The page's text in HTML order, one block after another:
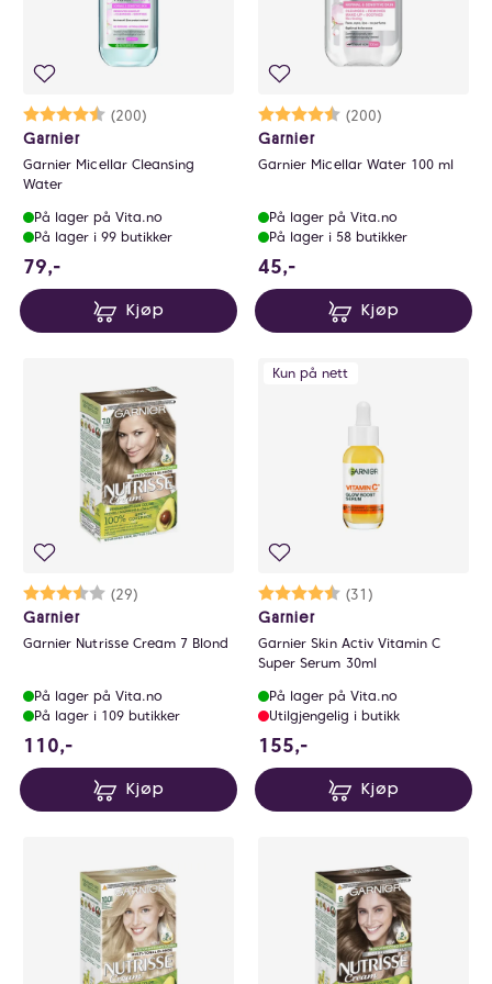
Karakter:
(200)
4.6 av 5 mulige
Garnier
Garnier Micellar Cleansing
Water
På lager på Vita.no
På lager i 99 butikker
79,-
Kjøp
Karakter:
(200)
4.6 av 5 mulige
Garnier
Garnier Micellar Water 100 ml
På lager på Vita.no
På lager i 58 butikker
45,-
Kjøp
Karakter:
(29)
3.7 av 5 mulige
Garnier
Garnier Nutrisse Cream 7 Blond
På lager på Vita.no
På lager i 109 butikker
110,-
Kjøp
Kun på nett
Karakter:
(31)
4.6 av 5 mulige
Garnier
Garnier Skin Activ Vitamin C
Super Serum 30ml
På lager på Vita.no
Utilgjengelig i butikk
155,-
Kjøp